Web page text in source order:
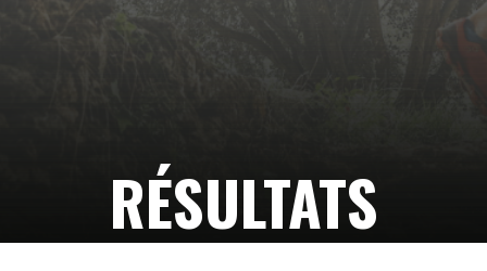
RÉSULTATS